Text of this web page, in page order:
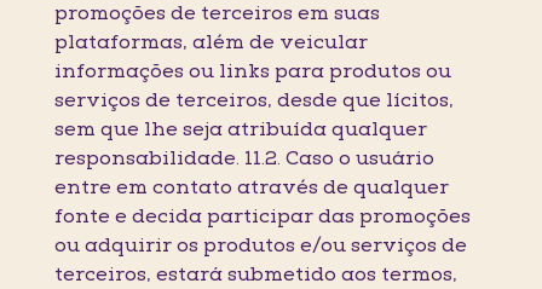
promoções de terceiros em suas
plataformas, além de veicular
informações ou links para produtos ou
serviços de terceiros, desde que lícitos,
sem que lhe seja atribuída qualquer
responsabilidade. 11.2. Caso o usuário
entre em contato através de qualquer
fonte e decida participar das promoções
ou adquirir os produtos e/ou serviços de
terceiros, estará submetido aos termos,